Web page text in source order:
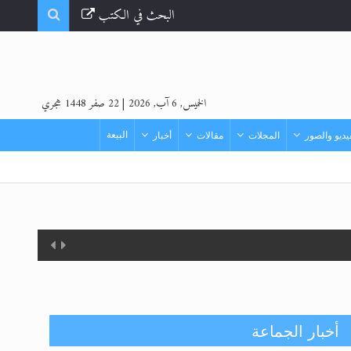
البحث في الكتب
الخميس, 6 آب, 2026 |22 صفر 1448 هجري
والصور المجلات مقالات أخبار البيعة
أخبار الجماعة